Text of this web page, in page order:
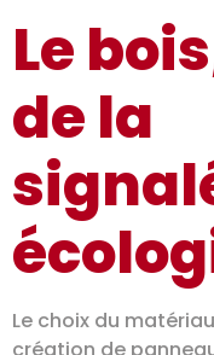
Le
de la
Le choix du